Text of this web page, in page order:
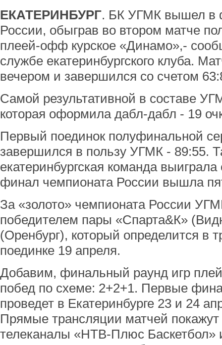
ЕКАТЕРИНБУРГ. БК УГМК вышел в
России, обыграв во втором матче
плеей-офф курское «Динамо»,-
службе екатеринбургского клуба.
вечером и завершился со счетом
Самой результативной в составе
которая оформила дабл-дабл - 19
Первый поединок полуфинальной
завершился в пользу УГМК - 89:55.
екатеринбургская команда
финал чемпионата России вышла
За «золото» чемпионата России
победителем пары «Спарта&К»
(Оренбург), который определится в
поединке 19 апреля.
Добавим, финальный раунд игр
побед по схеме: 2+2+1. Первые
проведет в Екатеринбурге 23 и 24
Прямые трансляции матчей
телеканалы «НТВ-Плюс